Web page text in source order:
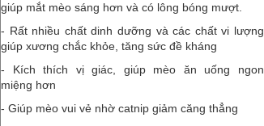
giúp mắt mèo sáng hơn và có lông bóng mượt.
- Rất nhiều chất dinh dưỡng và các chất vi lượng
giúp xương chắc khỏe, tăng sức đề kháng
- Kích thích vị giác, giúp mèo ăn uống ngon
miệng hơn
- Giúp mèo vui vẻ nhờ catnip giảm căng thẳng